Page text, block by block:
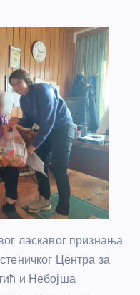
ласкавог признања
Центра за
и Небојша